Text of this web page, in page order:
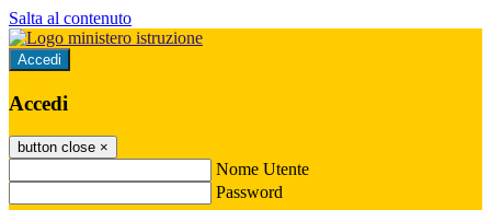
Salta al contenuto
Accedi
Accedi
button close ×
Nome Utente
Password